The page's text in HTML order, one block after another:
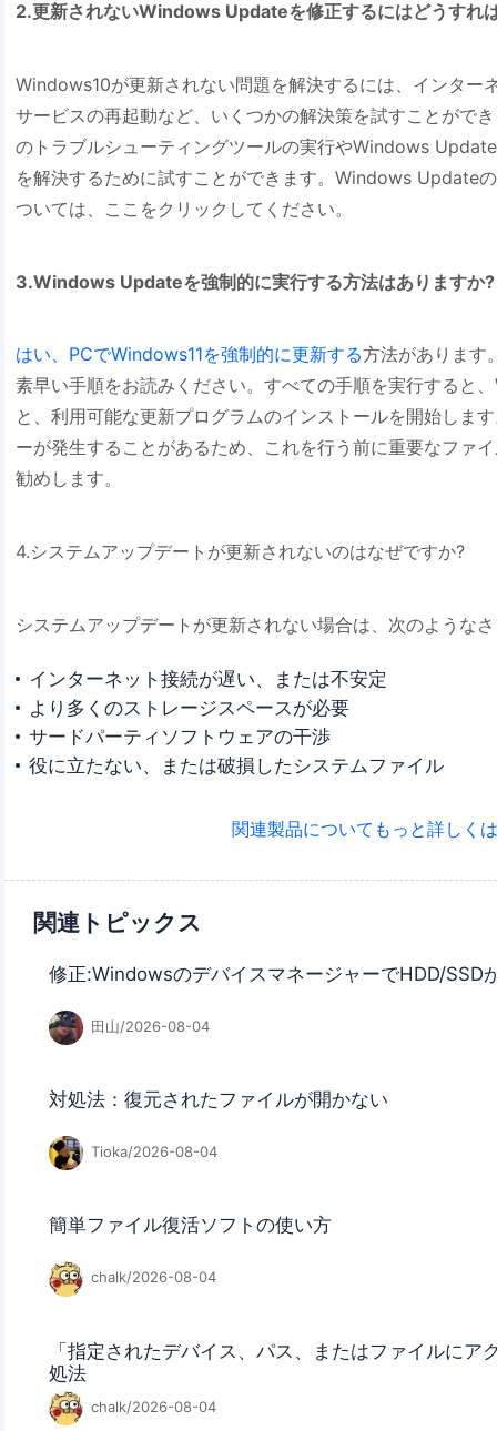
2.更新されないWindows Updateを修正するにはどうすれ
Windows10が更新されない問題を解決するには、インタ
サービスの再起動など、いくつかの解決策を試すことがで
のトラブルシューティングツールの実行やWindows
を解決するために試すことができます。Windows Update
ついては、ここをクリックしてください。
3.Windows Updateを強制的に実行する方法はありますか?
はい、PCでWindows11を強制的に更新する方法があります
素早い手順をお読みください。すべての手順を実行すると
と、利用可能な更新プログラムのインストールを開始しま
ーが発生することがあるため、これを行う前に重要なファ
勧めします。
4.システムアップデートが更新されないのはなぜですか?
システムアップデートが更新されない場合は、次のような
インターネット接続が遅い、または不安定
より多くのストレージスペースが必要
サードパーティソフトウェアの干渉
役に立たない、または破損したシステムファイル
関連製品についてもっと詳しく
関連トピックス
修正:WindowsのデバイスマネージャーでHDD/SSD
田山/2026-08-04
対処法：復元されたファイルが開かない
Tioka/2026-08-04
簡単ファイル復活ソフトの使い方
chalk/2026-08-04
「指定されたデバイス、パス、またはファイルにア
処法
chalk/2026-08-04